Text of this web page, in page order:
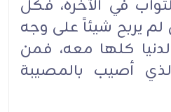
في الآخرة، فكل
يربح شيئاً على وجه
كلها معه، فمن
أصيب بالمصيبة